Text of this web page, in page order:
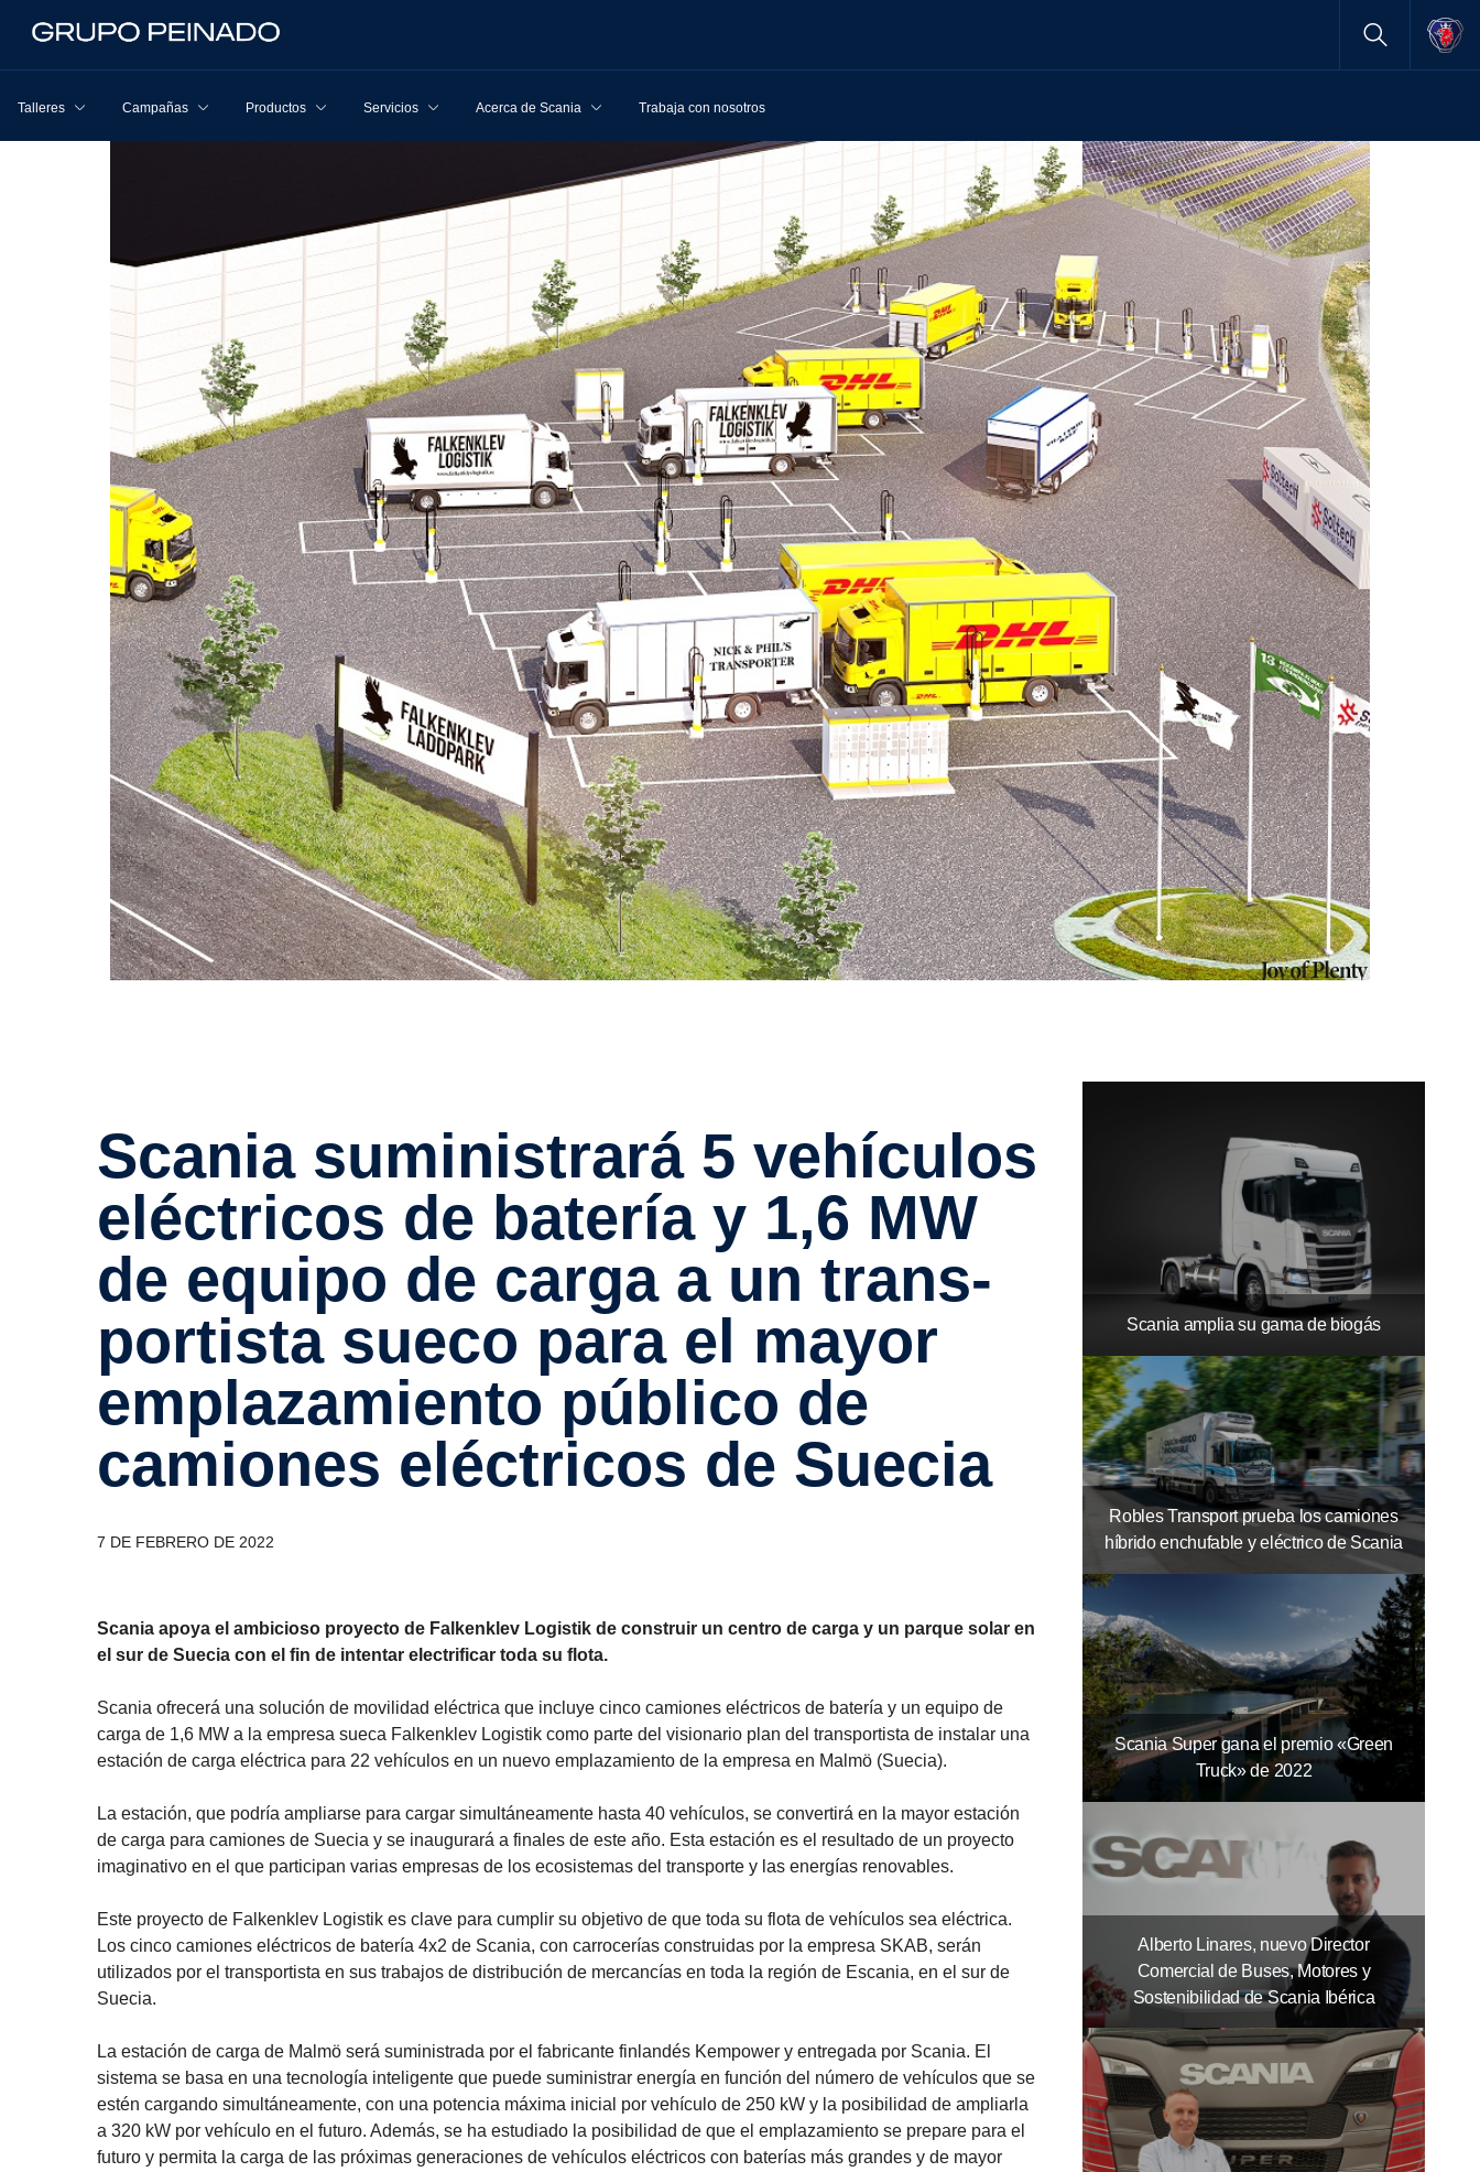
Talleres Campañas Productos Servicios Acerca de Scania Trabaja con nosotros
Scania suminis­trará 5 vehículos
eléctricos de batería y 1,6 MW
de equipo de carga a un trans­
por­tista sueco para el mayor
empla­za­miento público de
camiones eléctricos de Suecia
7 DE FEBRERO DE 2022
Scania apoya el ambicioso proyecto de Falkenklev Logistik de construir un centro de carga y un parque solar en
el sur de Suecia con el fin de intentar electrificar toda su flota.
Scania ofrecerá una solución de movilidad eléctrica que incluye cinco camiones eléctricos de batería y un equipo de
carga de 1,6 MW a la empresa sueca Falkenklev Logistik como parte del visionario plan del transportista de instalar una
estación de carga eléctrica para 22 vehículos en un nuevo emplazamiento de la empresa en Malmö (Suecia).
La estación, que podría ampliarse para cargar simultáneamente hasta 40 vehículos, se convertirá en la mayor estación
de carga para camiones de Suecia y se inaugurará a finales de este año. Esta estación es el resultado de un proyecto
imaginativo en el que participan varias empresas de los ecosistemas del transporte y las energías renovables.
Este proyecto de Falkenklev Logistik es clave para cumplir su objetivo de que toda su flota de vehículos sea eléctrica.
Los cinco camiones eléctricos de batería 4x2 de Scania, con carrocerías construidas por la empresa SKAB, serán
utilizados por el transportista en sus trabajos de distribución de mercancías en toda la región de Escania, en el sur de
Suecia.
La estación de carga de Malmö será suministrada por el fabricante finlandés Kempower y entregada por Scania. El
sistema se basa en una tecnología inteligente que puede suministrar energía en función del número de vehículos que se
estén cargando simultáneamente, con una potencia máxima inicial por vehículo de 250 kW y la posibilidad de ampliarla
a 320 kW por vehículo en el futuro. Además, se ha estudiado la posibilidad de que el emplazamiento se prepare para el
futuro y permita la carga de las próximas generaciones de vehículos eléctricos con baterías más grandes y de mayor
Scania amplia su gama de biogás
Robles Transport prueba los camiones
híbrido enchufable y eléctrico de Scania
Scania Super gana el premio «Green
Truck» de 2022
Alberto Linares, nuevo Director
Comercial de Buses, Motores y
Sostenibilidad de Scania Ibérica